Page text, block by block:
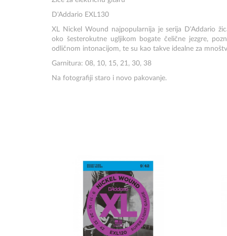
D'Addario EXL130
XL Nickel Wound najpopularnija je serija D'Addario
oko šesterokutne ugljikom bogate čelične jezgre,
odličnom intonacijom, te su kao takve idealne za
Garnitura: 08, 10, 15, 21, 30, 38
Na fotografiji staro i novo pakovanje.